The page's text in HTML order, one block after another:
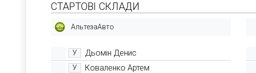
СТАРТОВІ СКЛАДИ
АльтезаАвто
У Дьомін Денис
У Коваленко Артем